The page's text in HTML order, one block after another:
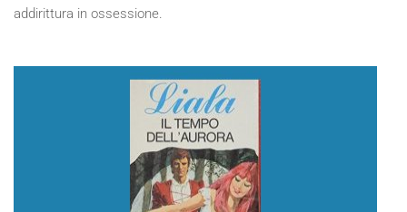
addirittura in ossessione.